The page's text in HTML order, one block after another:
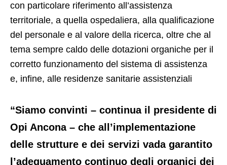
con particolare riferimento all’assistenza
territoriale, a quella ospedaliera, alla qualificazione
del personale e al valore della ricerca, oltre che al
tema sempre caldo delle dotazioni organiche per il
corretto funzionamento del sistema di assistenza
e, infine, alle residenze sanitarie assistenziali
“Siamo convinti – continua il presidente di
Opi Ancona – che all’implementazione
delle strutture e dei servizi vada garantito
l’adeguamento continuo degli organici dei